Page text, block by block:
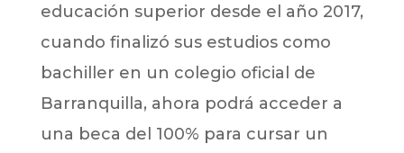
educación superior desde el año 2017,
cuando finalizó sus estudios como
bachiller en un colegio oficial de
Barranquilla, ahora podrá acceder a
una beca del 100% para cursar un